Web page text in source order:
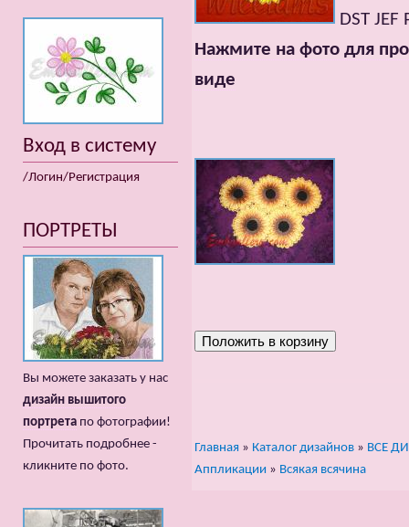
DST JEF
Нажмите на фото для
виде
Главная » Каталог дизайнов » ВСЕ
Аппликации » Всякая всячина
Вход в систему
/Логин/Регистрация
ПОРТРЕТЫ
Вы можете заказать у нас
дизайн вышитого
портрета по фотографии!
Прочитать подробнее -
кликните по фото.